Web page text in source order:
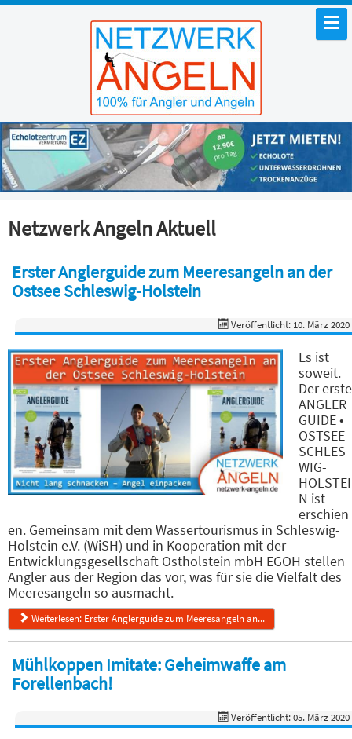
Netzwerk Angeln Aktuell
Erster Anglerguide zum Meeresangeln an der
Ostsee Schleswig-Holstein
Veröffentlicht: 10. März 2020
Es ist
soweit.
Der erste
ANGLER
GUIDE •
OSTSEE
SCHLES
WIG-
HOLSTEI
N ist
erschien
en. Gemeinsam mit dem Wassertourismus in Schleswig-
Holstein e.V. (WiSH) und in Kooperation mit der
Entwicklungsgesellschaft Ostholstein mbH EGOH stellen
Angler aus der Region das vor, was für sie die Vielfalt des
Meeresangeln so ausmacht.
Weiterlesen: Erster Anglerguide zum Meeresangeln an...
Mühlkoppen Imitate: Geheimwaffe am
Forellenbach!
Veröffentlicht: 05. März 2020